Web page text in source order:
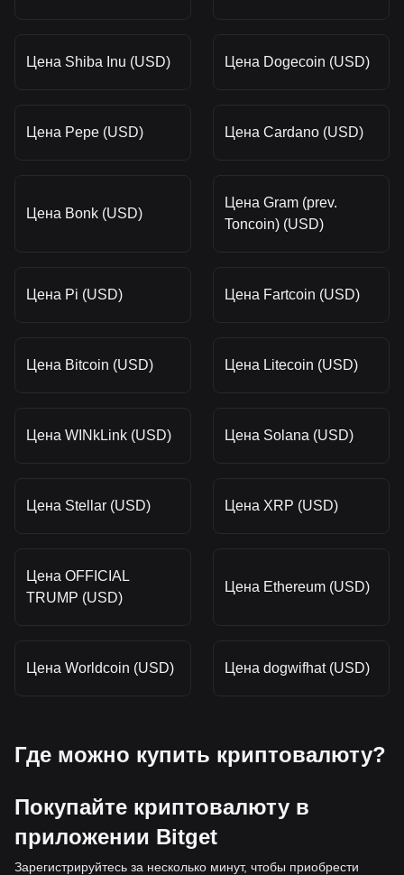
Цена Shiba Inu (USD) Цена Dogecoin (USD)
Цена Pepe (USD) Цена Cardano (USD)
Цена Bonk (USD)
Цена Gram (prev.
Toncoin) (USD)
Цена Pi (USD) Цена Fartcoin (USD)
Цена Bitcoin (USD) Цена Litecoin (USD)
Цена WINkLink (USD) Цена Solana (USD)
Цена Stellar (USD) Цена XRP (USD)
Цена OFFICIAL
TRUMP (USD)
Цена Ethereum (USD)
Цена Worldcoin (USD) Цена dogwifhat (USD)
Где можно купить криптовалюту?
Покупайте криптовалюту в
приложении Bitget
Зарегистрируйтесь за несколько минут, чтобы приобрести